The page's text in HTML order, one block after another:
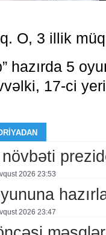
O, 3 illik
hazırda 5
17-ci
növbəti
2026 23:53
2026 23:47